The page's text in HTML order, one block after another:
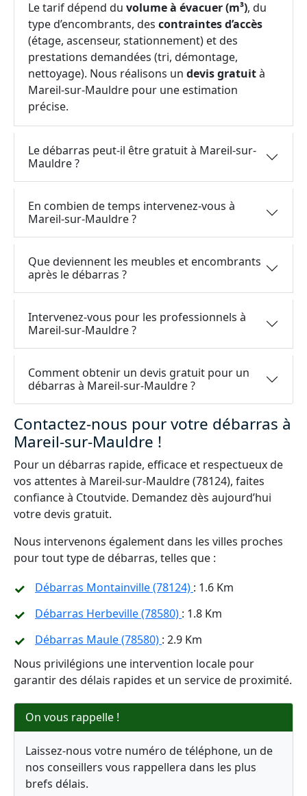
Le tarif dépend du volume à évacuer (m³), du
type d’encombrants, des contraintes d’accès
(étage, ascenseur, stationnement) et des
prestations demandées (tri, démontage,
nettoyage). Nous réalisons un devis gratuità
Mareil-sur-Mauldre pour une estimation
précise.
Le débarras peut-il être gratuit à Mareil-sur-
Mauldre ?
En combien de temps intervenez-vous à
Mareil-sur-Mauldre ?
Que deviennent les meubles et encombrants
après le débarras ?
Intervenez-vous pour les professionnels à
Mareil-sur-Mauldre ?
Comment obtenir un devis gratuit pour un
débarras à Mareil-sur-Mauldre ?
Contactez-nous pour votre débarras à
Mareil-sur-Mauldre !
Pour un débarras rapide, efficace et respectueux de
vos attentes à Mareil-sur-Mauldre (78124), faites
confiance à Ctoutvide. Demandez dès aujourd’hui
votre devis gratuit.
Nous intervenons également dans les villes proches
pour tout type de débarras, telles que :
Débarras Montainville (78124) : 1.6 Km
Débarras Herbeville (78580) : 1.8 Km
Débarras Maule (78580) : 2.9 Km
Nous privilégions une intervention locale pour
garantir des délais rapides et un service de proximité.
On vous rappelle !
Laissez-nous votre numéro de téléphone, un de
nos conseillers vous rappellera dans les plus
brefs délais.